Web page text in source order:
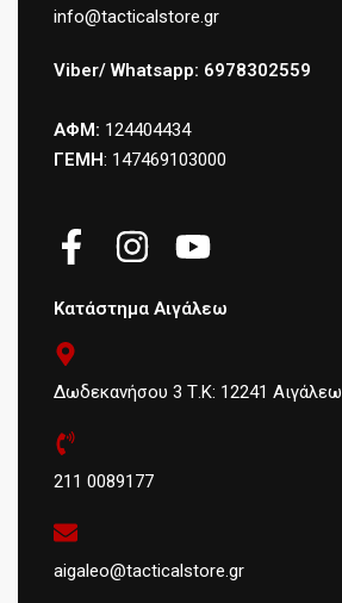
info@tacticalstore.gr
Viber/ Whatsapp: 6978302559
ΑΦΜ: 124404434
ΓΕΜΗ: 147469103000
Κατάστημα Αιγάλεω
Δωδεκανήσου 3 Τ.Κ: 12241 Αιγάλεω
211 0089177
aigaleo@tacticalstore.gr